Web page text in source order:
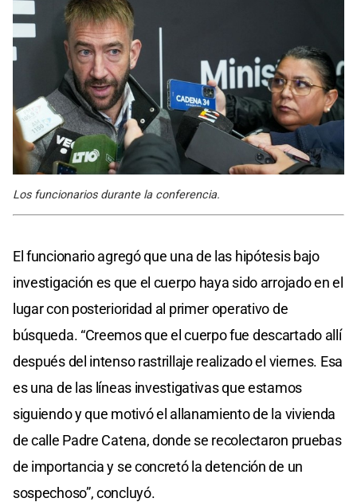
Los funcionarios durante la conferencia.
El funcionario agregó que una de las hipótesis bajo
investigación es que el cuerpo haya sido arrojado en el
lugar con posterioridad al primer operativo de
búsqueda. “Creemos que el cuerpo fue descartado allí
después del intenso rastrillaje realizado el viernes. Esa
es una de las líneas investigativas que estamos
siguiendo y que motivó el allanamiento de la vivienda
de calle Padre Catena, donde se recolectaron pruebas
de importancia y se concretó la detención de un
sospechoso”, concluyó.